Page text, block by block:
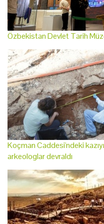
Özbekistan Devlet Tarih
Koçman Caddesi'ndeki
arkeologlar devraldı